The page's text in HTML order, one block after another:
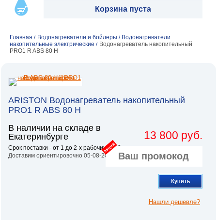
Корзина пуста
Главная / Водонагреватели и бойлеры / Водонагреватели
накопительные электрические / Водонагреватель накопительный
PRO1 R ABS 80 H
ARISTON Водонагреватель накопительный
PRO1 R ABS 80 H
В наличии на складе в
Екатеринбурге
Срок поставки - от 1 до 2-х рабочих дней.
Доставим ориентировочно 05-08-2026
13 800 руб.
акция
Купить
Нашли дешевле?